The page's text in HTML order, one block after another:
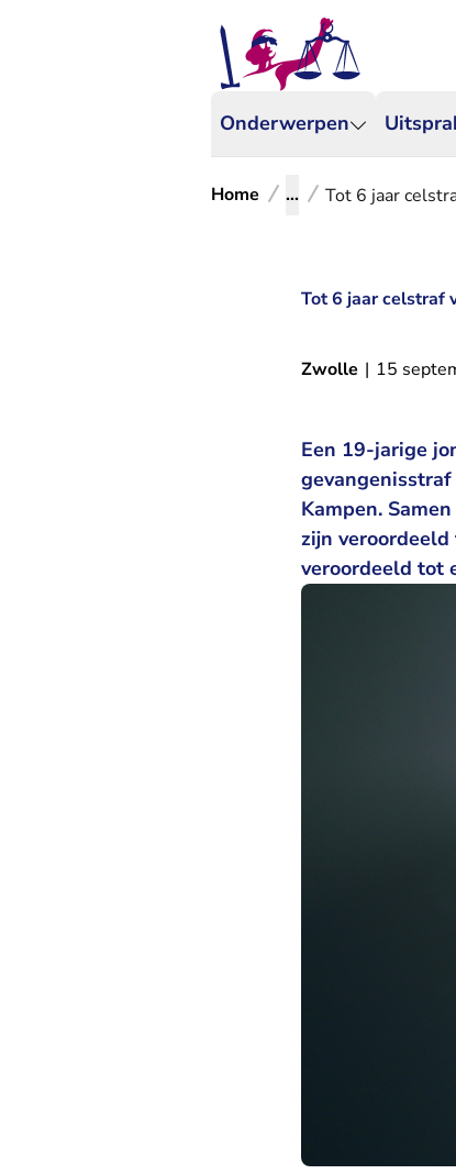
Onderwerpen
Home ... Tot 6 jaar
Tot 6 jaar celstraf
Zwolle | 15
Een 19-jarige
Kampen.
zijn
veroordeeld tot